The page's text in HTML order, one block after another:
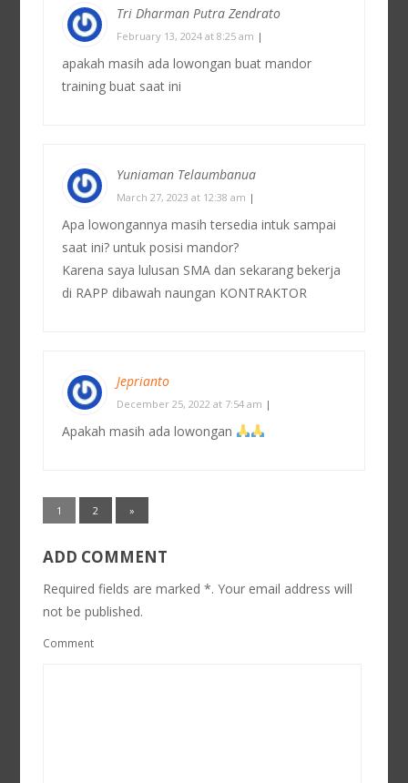
Tri Dharman Putra Zendrato
February 13, 2024 at 8:25 am |
apakah masih ada lowongan buat mandor
training buat saat ini
Yuniaman Telaumbanua
March 27, 2023 at 12:38 am |
Apa lowongannya masih tersedia intuk sampai
saat ini? untuk posisi mandor?
Karena saya lulusan SMA dan sekarang bekerja
di RAPP dibawah naungan KONTRAKTOR
Jeprianto
December 25, 2022 at 7:54 am |
Apakah masih ada lowongan
1 2 »
ADD COMMENT
Required fields are marked *. Your email address will
not be published.
Comment